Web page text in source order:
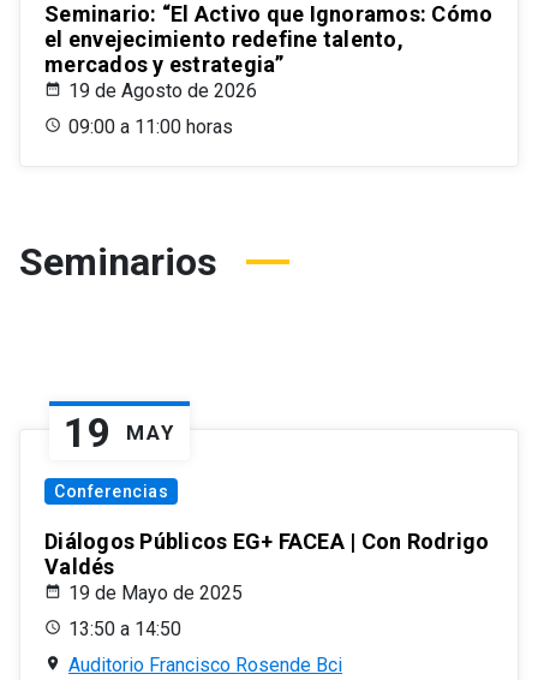
Seminario: “El Activo que Ignoramos: Cómo
el envejecimiento redefine talento,
mercados y estrategia”
19 de Agosto de 2026
09:00 a 11:00 horas
Seminarios
19 MAY
Conferencias
Diálogos Públicos EG+ FACEA | Con Rodrigo
Valdés
19 de Mayo de 2025
13:50 a 14:50
Auditorio Francisco Rosende Bci